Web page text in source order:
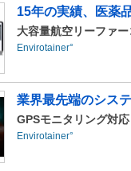
15年の実績、医薬
大容量航空リーファ
Envirotainer°
業界最先端のシス
GPSモニタリング対
Envirotainer°